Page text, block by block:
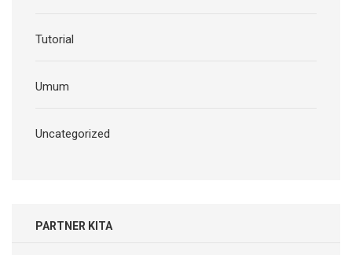
Tutorial
Umum
Uncategorized
PARTNER KITA